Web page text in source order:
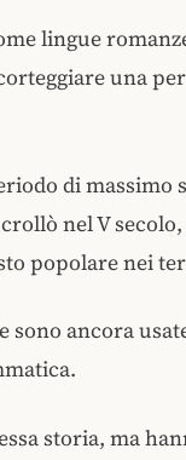
lingue
una
di massimo
nel V
popolare nei
ancora
storia, ma